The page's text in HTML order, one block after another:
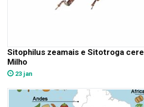
Sitophilus zeamais e Sitotroga
Milho
23 jan